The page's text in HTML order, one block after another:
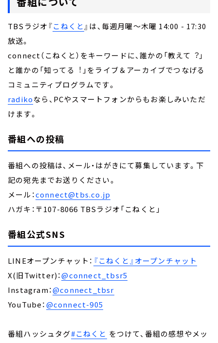
TBSラジオ『こねくと 』は、毎週月曜～木曜 14:00 - 17:30
放送。
connect（こねくと）をキーワードに、誰かの「教えて︖」
と誰かの「知ってる︕」をライブ＆アーカイブでつなげる
コミュニティプログラムです。
radikoなら、PCやスマートフォンからもお楽しみいただ
けます。
番組への投稿
番組への投稿は、メール・はがきにて募集しています。下
記の宛先までお送りください。
メール：connect@tbs.co.jp
ハガキ：〒107-8066 TBSラジオ「こねくと」
番組公式SNS
LINEオープンチャット： 『こねくと』オープンチャット
X(旧Twitter)：@connect_tbsr5
Instagram：@connect_tbsr
YouTube：@connect-905
番組ハッシュタグ#こねくと をつけて、番組の感想やメッ